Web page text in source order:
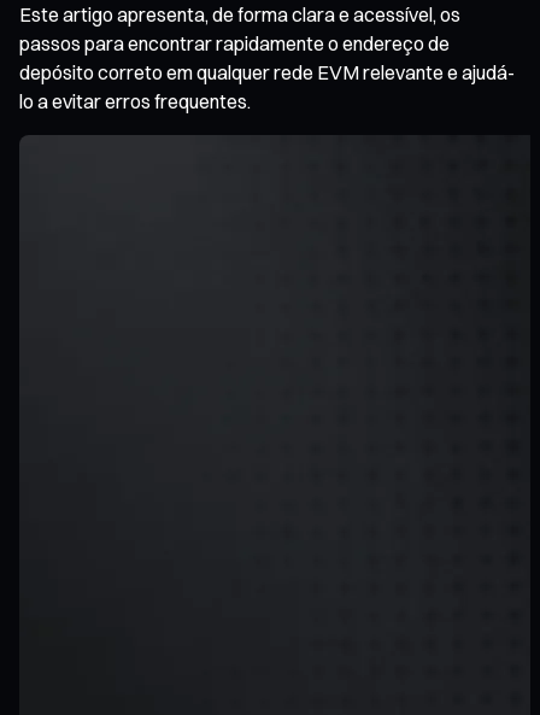
Este artigo apresenta, de forma clara e acessível, os
passos para encontrar rapidamente o endereço de
depósito correto em qualquer rede EVM relevante e ajudá-
lo a evitar erros frequentes.